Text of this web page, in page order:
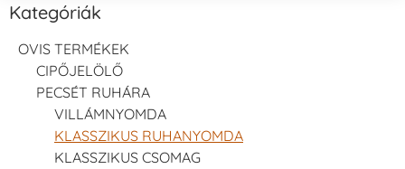
Kategóriák
OVIS TERMÉKEK
CIPŐJELÖLŐ
PECSÉT RUHÁRA
VILLÁMNYOMDA
KLASSZIKUS RUHANYOMDA
KLASSZIKUS CSOMAG